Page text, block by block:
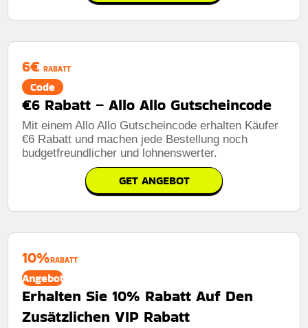
6€ RABATT
Code
€6 Rabatt – Allo Allo Gutscheincode
Mit einem Allo Allo Gutscheincode erhalten Käufer
€6 Rabatt und machen jede Bestellung noch
budgetfreundlicher und lohnenswerter.
GET ANGEBOT
10%RABATT
Angebot
Erhalten Sie 10% Rabatt Auf Den
Zusätzlichen VIP Rabatt